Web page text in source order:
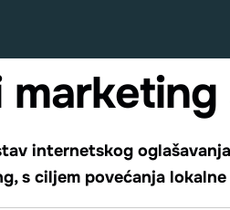
internetskog
s ciljem povećanja